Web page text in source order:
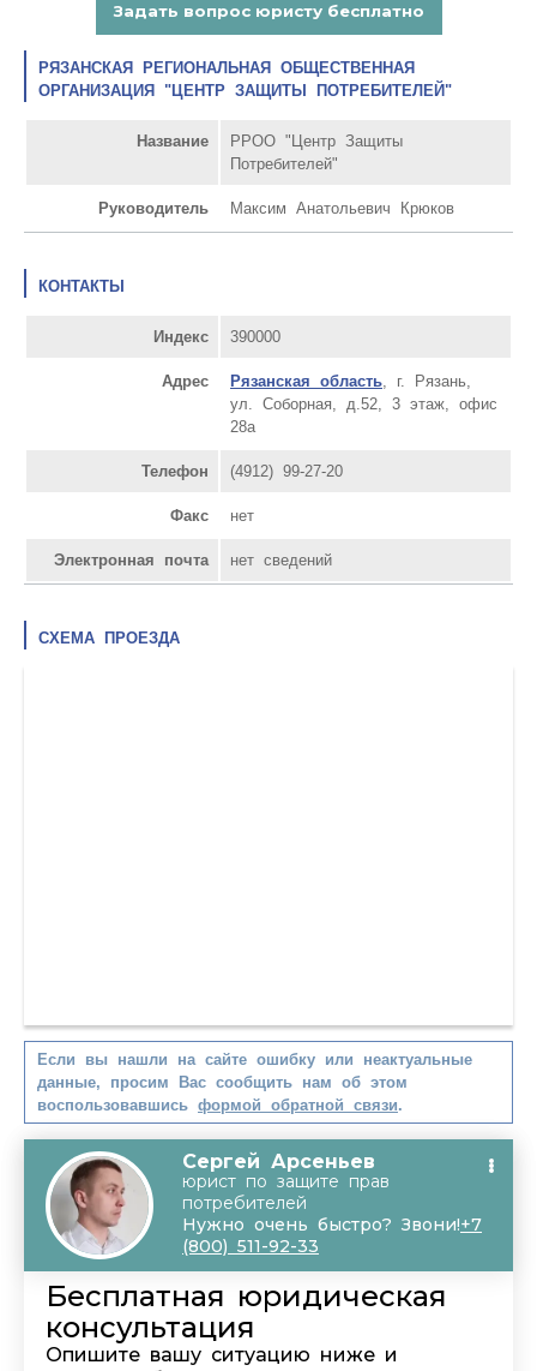
РЯЗАНСКАЯ РЕГИОНАЛЬНАЯ ОБЩЕСТВЕННАЯ
ОРГАНИЗАЦИЯ "ЦЕНТР ЗАЩИТЫ ПОТРЕБИТЕЛЕЙ"
Название
РРОО "Центр Защиты
Потребителей"
Руководитель Максим Анатольевич Крюков
КОНТАКТЫ
Индекс 390000
Адрес Рязанская область, г. Рязань,
ул. Соборная, д.52, 3 этаж, офис
28а
Телефон (4912) 99-27-20
Факс нет
Электронная почта нет сведений
СХЕМА ПРОЕЗДА
Если вы нашли на сайте ошибку или неактуальные
данные, просим Вас сообщить нам об этом
воспользовавшись формой обратной связи.